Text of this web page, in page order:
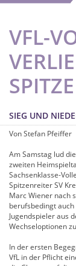
VFL-
SPITZE
SIEG UND
Von Stefan Pfeiffer
Am Samstag lud
zweiten
Sachsenklasse-
Spitzenreiter SV
Marc Wiener nach
berufsbedingt
Jugendspieler aus
Wechseloptionen
In der ersten
VfL in der Pflicht